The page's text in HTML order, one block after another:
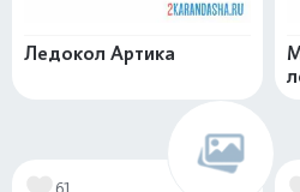
Ледокол Артика
61